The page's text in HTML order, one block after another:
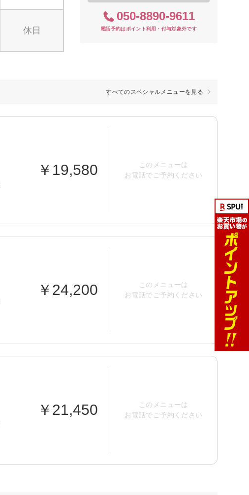
休日
050-8890-9611
電話予約はポイント利用・付与対象外です
すべてのスペシャルメニューを見る
￥19,580
このメニューは
お電話でご予約ください
￥24,200
このメニューは
お電話でご予約ください
￥21,450
このメニューは
お電話でご予約ください